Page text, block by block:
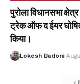
पुरोला विधानसभा
ट्रेक ऑफ द ईयर
किया।
Lokesh Badoni